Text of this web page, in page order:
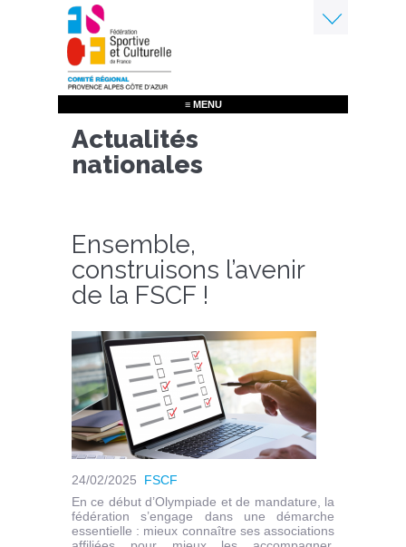
Aller
au
contenu
principal
≡ MENU
Actualités
nationales
Ensemble,
construisons l’avenir
de la FSCF !
24/02/2025
FSCF
En ce début d’Olympiade et de mandature, la
fédération s’engage dans une démarche
essentielle : mieux connaître ses associations